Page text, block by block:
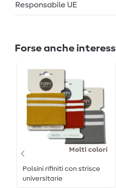
Responsabile UE
Forse anche
Molti colori
Polsini rifiniti con strisce
universitarie